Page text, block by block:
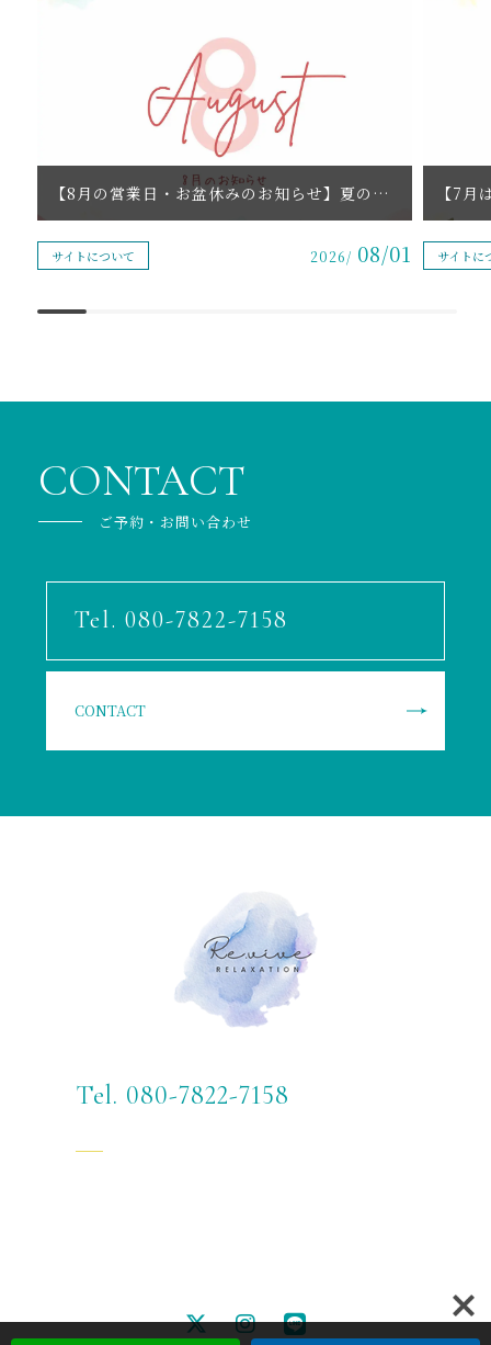
サイトについて 2026/ 08/01
【8月の営業日・お盆休みのお知らせ】夏の疲労回復に出張リラクゼーション｜南大阪・泉州のもみほぐし
サイトに
CONTACT
ご予約・お問い合わせ
Tel. 080-7822-7158
CONTACT
Tel. 080-7822-7158